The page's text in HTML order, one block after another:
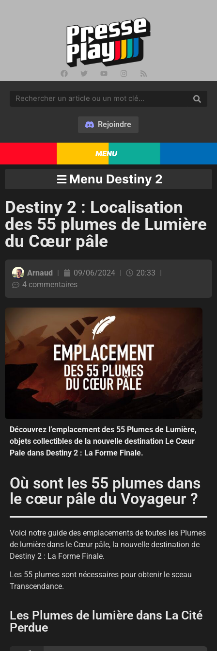
Rejoindre
MENU
Menu Destiny 2
Destiny 2 : Localisation
des 55 plumes de Lumière
du Cœur pâle
Arnaud 09/06/2024
20:33
4 commentaires
Découvrez l’emplacement des 55 Plumes de Lumière,
objets collectibles de la nouvelle destination Le Cœur
Pale dans Destiny 2 : La Forme Finale.
Où sont les 55 plumes dans
le cœur pâle du Voyageur ?
Voici notre guide des emplacements de toutes les Plumes
de lumière dans le Cœur pâle, la nouvelle destination de
Destiny 2 : La Forme Finale.
Les 55 plumes sont nécessaires pour obtenir le sceau
Transcendance.
Les Plumes de lumière dans La Cité
Perdue